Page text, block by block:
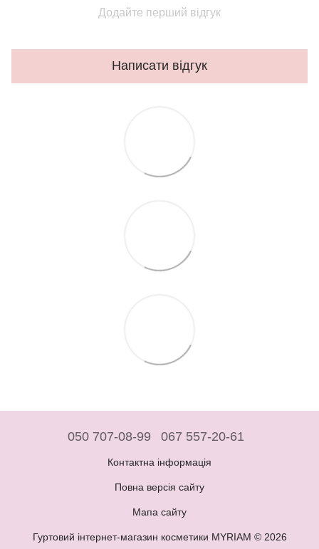
Додайте перший відгук
Написати відгук
050 707-08-99 067 557-20-61
Контактна інформація
Повна версія сайту
Мапа сайту
Гуртовий інтернет-магазин косметики MYRIAM © 2026